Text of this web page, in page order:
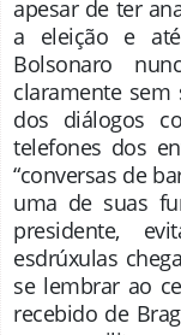
apesar de ter
a eleição e
Bolsonaro
claramente
dos diálogos
telefones dos
“conversas de
uma de suas
presidente,
esdrúxulas
se lembrar ao
recebido de